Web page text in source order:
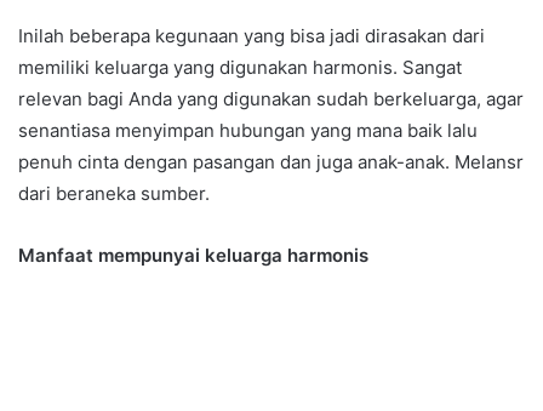
Inilah beberapa kegunaan yang bisa jadi dirasakan dari
memiliki keluarga yang digunakan harmonis. Sangat
relevan bagi Anda yang digunakan sudah berkeluarga, agar
senantiasa menyimpan hubungan yang mana baik lalu
penuh cinta dengan pasangan dan juga anak-anak. Melansr
dari beraneka sumber.
Manfaat mempunyai keluarga harmonis